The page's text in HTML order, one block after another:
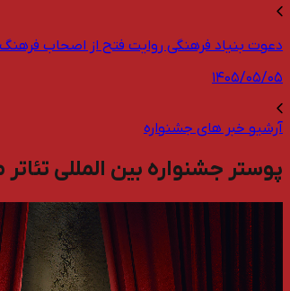
دعوت بنیاد فرهنگی روایت فتح از اصحاب
۱۴۰۵/۰۵/۰۵
آرشیو خبر های جشنواره
پوستر جشنواره بین المللی